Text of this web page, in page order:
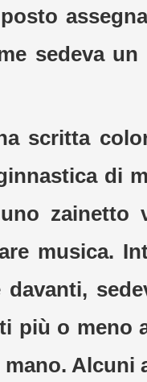
sedeva un
scritta
di
zainetto
musica.
più o meno
Alcuni